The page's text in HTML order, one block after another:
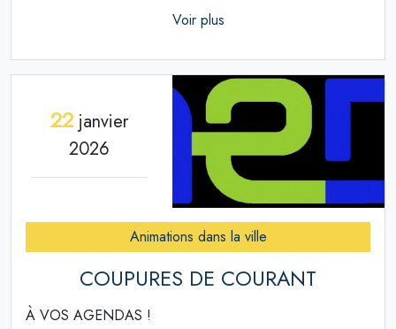
Voir plus
22janvier
2026
Animations dans la ville
COUPURES DE COURANT
À VOS AGENDAS !